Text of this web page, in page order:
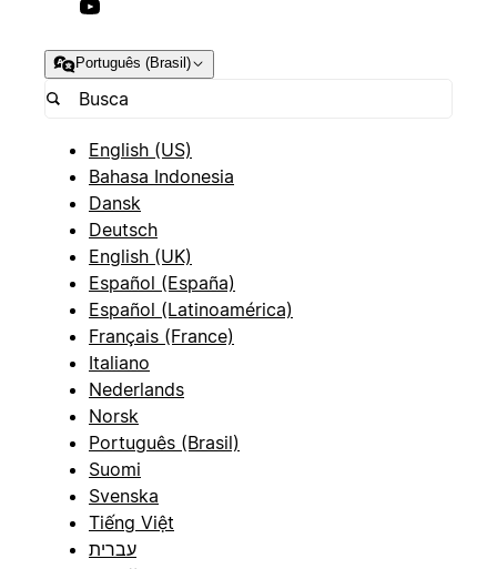
Português (Brasil)
English (US)
Bahasa Indonesia
Dansk
Deutsch
English (UK)
Español (España)
Español (Latinoamérica)
Français (France)
Italiano
Nederlands
Norsk
Português (Brasil)
Suomi
Svenska
Tiếng Việt
עברית